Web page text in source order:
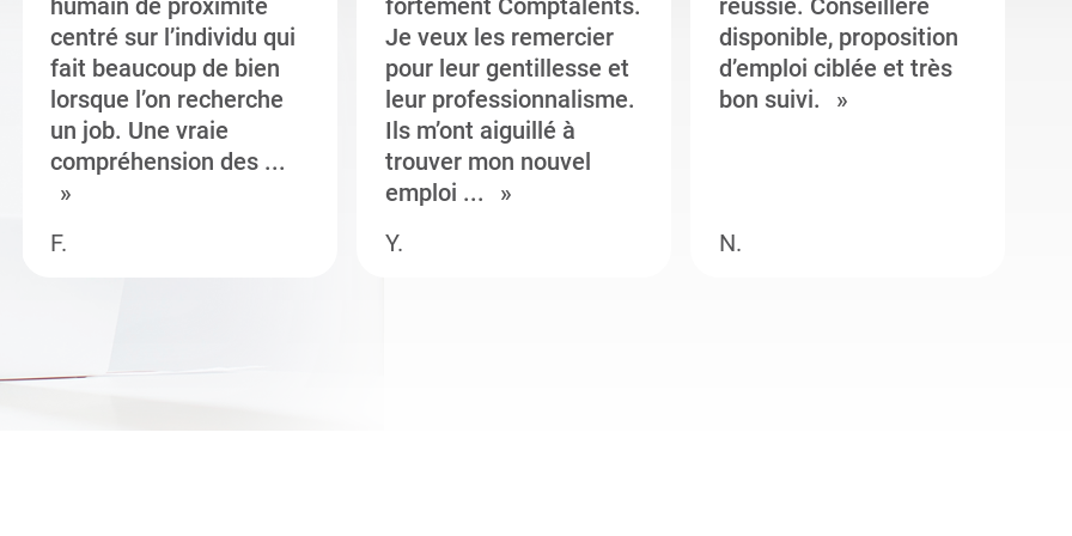
humain de proximité
centré sur l’individu qui
fait beaucoup de bien
lorsque l’on recherche
un job. Une vraie
compréhension des ...
F.
fortement Comptalents.
Je veux les remercier
pour leur gentillesse et
leur professionnalisme.
Ils m’ont aiguillé à
trouver mon nouvel
emploi ...
Y.
réussie. Conseillère
disponible, proposition
d’emploi ciblée et très
bon suivi.
N.